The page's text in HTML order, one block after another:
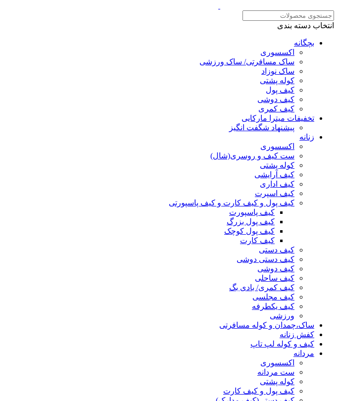
انتخاب دسته بندی
بچگانه
اکسسوری
ساک مسافرتی/ ساک ورزشی
ساک نوزاد
کوله پشتی
کیف پول
کیف دوشی
کیف کمری
تخفیفات میترا مارکایی
پیشنهاد شگفت انگیز
زنانه
اکسسوری
ست کیف و روسری(شال)
کوله پشتی
کیف آرایشی
کیف اداری
کیف اسپرت
کیف پول و کیف کارت و کیف پاسپورتی
کیف پاسپورت
کیف پول بزرگ
کیف پول کوچک
کیف کارت
کیف دستی
کیف دستی دوشی
کیف دوشی
کیف ساحلی
کیف کمری/ بادی بگ
کیف مجلسی
کیف یکطرفه
ورزشی
ساک،چمدان و کوله مسافرتی
کفش زنانه
کیف و کوله لپ تاپ
مردانه
اکسسوری
ست مردانه
کوله پشتی
کیف پول و کیف کارت